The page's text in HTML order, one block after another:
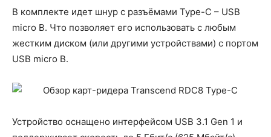
В комплекте идет шнур с разъёмами Type-C – USB
micro B. Что позволяет его использовать с любым
жестким диском (или другими устройствами) с портом
USB micro B.
Устройство оснащено интерфейсом USB 3.1 Gen 1 и